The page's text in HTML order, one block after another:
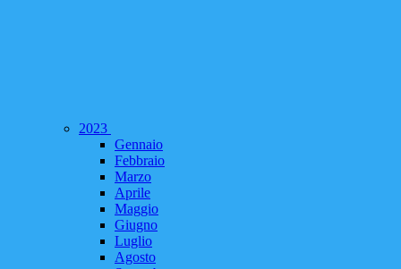
2023
Gennaio
Febbraio
Marzo
Aprile
Maggio
Giugno
Luglio
Agosto